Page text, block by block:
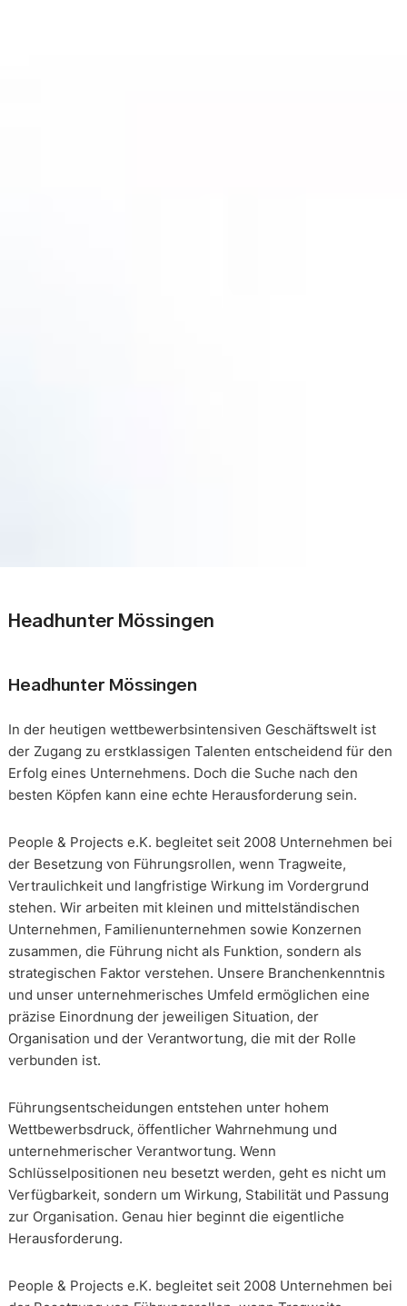
Headhunter Mössingen
Headhunter Mössingen
In der heutigen wettbewerbsintensiven Geschäftswelt ist
der Zugang zu erstklassigen Talenten entscheidend für den
Erfolg eines Unternehmens. Doch die Suche nach den
besten Köpfen kann eine echte Herausforderung sein.
People & Projects e.K. begleitet seit 2008 Unternehmen bei
der Besetzung von Führungsrollen, wenn Tragweite,
Vertraulichkeit und langfristige Wirkung im Vordergrund
stehen. Wir arbeiten mit kleinen und mittelständischen
Unternehmen, Familienunternehmen sowie Konzernen
zusammen, die Führung nicht als Funktion, sondern als
strategischen Faktor verstehen. Unsere Branchenkenntnis
und unser unternehmerisches Umfeld ermöglichen eine
präzise Einordnung der jeweiligen Situation, der
Organisation und der Verantwortung, die mit der Rolle
verbunden ist.
Führungsentscheidungen entstehen unter hohem
Wettbewerbsdruck, öffentlicher Wahrnehmung und
unternehmerischer Verantwortung. Wenn
Schlüsselpositionen neu besetzt werden, geht es nicht um
Verfügbarkeit, sondern um Wirkung, Stabilität und Passung
zur Organisation. Genau hier beginnt die eigentliche
Herausforderung.
People & Projects e.K. begleitet seit 2008 Unternehmen bei